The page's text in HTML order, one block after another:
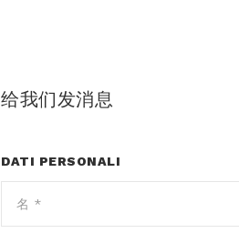
给我们发消息
DATI PERSONALI